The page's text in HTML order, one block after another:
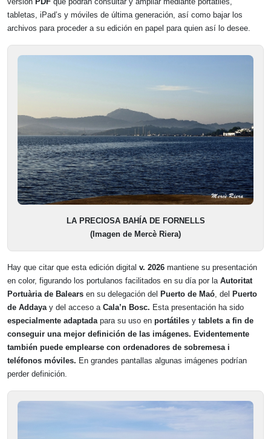
tabletas, iPad’s y móviles de última generación, así como bajar los
archivos para proceder a su edición en papel para quien así lo desee.
LA PRECIOSA BAHÍA DE FORNELLS
(Imagen de Mercè Riera)
Hay que citar que esta edición digital v. 2026 mantiene su presentación
en color, figurando los portulanos facilitados en su día por la Autoritat
Portuària de Balears en su delegación del Puerto de Maó , del Puerto
de Addaya y del acceso a Cala’n Bosc. Esta presentación ha sido
especialmente adaptada para su uso en portátiles y tablets a fin de
conseguir una mejor definición de las imágenes. Evidentemente
también puede emplearse con ordenadores de sobremesa i
teléfonos móviles. En grandes pantallas algunas imágenes podrían
perder definición.